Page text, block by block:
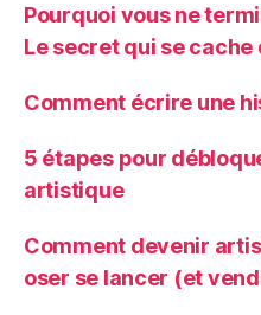
Pourquoi vous ne
Le secret qui se
Comment écrire une
5 étapes pour
artistique
Comment devenir
oser se lancer (et